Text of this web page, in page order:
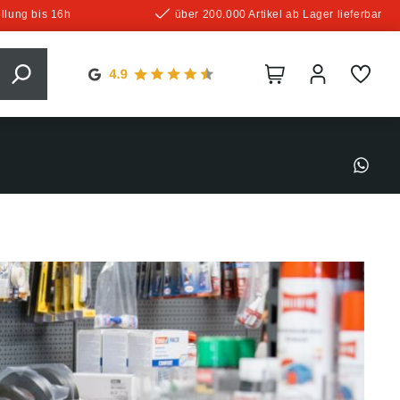
bis 16h über 200.000 Artikel ab Lager lieferbar